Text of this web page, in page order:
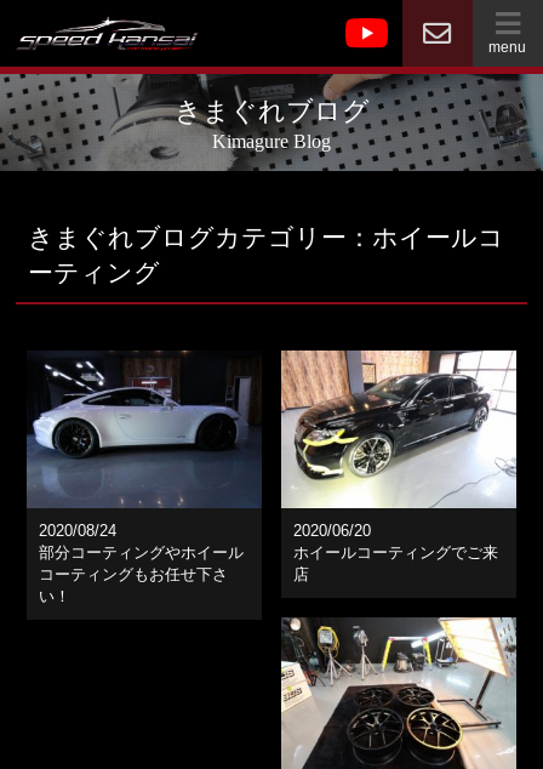
menu
きまぐれブログ
Kimagure Blog
きまぐれブログカテゴリー：ホイールコ
ーティング
2020/08/24
部分コーティングやホイール
コーティングもお任せ下さ
い！
2020/06/20
ホイールコーティングでご来
店